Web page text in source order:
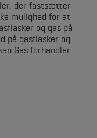
der fastsætter
mulighed for at
og gas på
på gasflasker og
Gas forhandler.